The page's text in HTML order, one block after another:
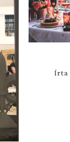
Írta